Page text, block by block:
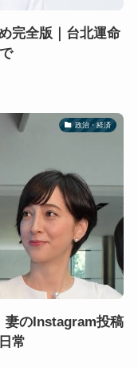
完全版｜台北運命
政治・経済
妻のInstagram投稿
常